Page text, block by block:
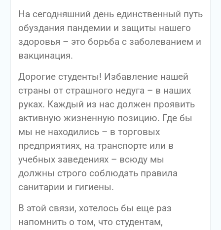
На сегодняшний день единственный путь
обуздания пандемии и защиты нашего
здоровья – это борьба с заболеванием и
вакцинация.
Дорогие студенты! Избавление нашей
страны от страшного недуга – в наших
руках. Каждый из нас должен проявить
активную жизненную позицию. Где бы
мы не находились – в торговых
предприятиях, на транспорте или в
учебных заведениях – всюду мы
должны строго соблюдать правила
санитарии и гигиены.
В этой связи, хотелось бы еще раз
напомнить о том, что студентам,